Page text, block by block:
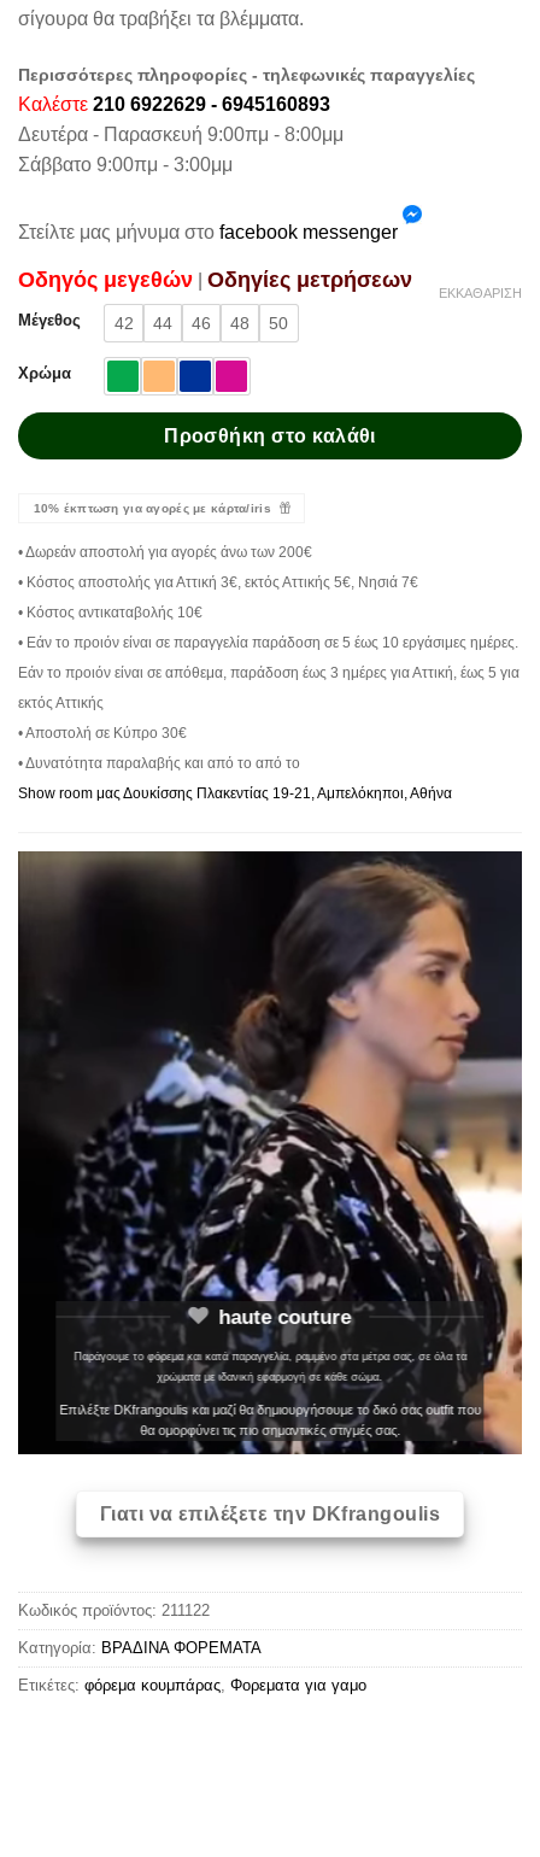
σίγουρα θα τραβήξει τα βλέμματα.
Περισσότερες πληροφορίες - τηλεφωνικές παραγγελίες
Καλέστε 210 6922629 - 6945160893
Δευτέρα - Παρασκευή 9:00πμ - 8:00μμ
Σάββατο 9:00πμ - 3:00μμ
Στείλτε μας μήνυμα στο facebook messenger
Oδηγός μεγεθών Oδηγίες μετρήσεων
Μέγεθος 42 44 46 48 50
Χρώμα
ΕΚΚΑΘΆΡΙΣΗ
Προσθήκη στο καλάθι
10% έκπτωση για αγορές με κάρτα/iris
• Δωρεάν αποστολή για αγορές άνω των 200€
• Κόστος αποστολής για Αττική 3€, εκτός Αττικής 5€, Νησιά 7€
• Κόστος αντικαταβολής 10€
• Εάν το προιόν είναι σε παραγγελία παράδοση σε 5 έως 10 εργάσιμες ημέρες.
Εάν το προιόν είναι σε απόθεμα, παράδοση έως 3 ημέρες για Αττική, έως 5 για
εκτός Αττικής
• Αποστολή σε Κύπρο 30€
• Δυνατότητα παραλαβής και από το από το
Show room μας Δουκίσσης Πλακεντίας 19-21, Αμπελόκηποι, Αθήνα
haute couture
Παράγουμε το φόρεμα και κατά παραγγελία, ραμμένο στα μέτρα σας, σε όλα τα
χρώματα με ιδανική εφαρμογή σε κάθε σώμα.
Επιλέξτε DKfrangoulis και μαζί θα δημιουργήσουμε το δικό σας outfit που
θα ομορφύνει τις πιο σημαντικές στιγμές σας.
Γιατι να επιλέξετε την DKfrangoulis
Κωδικός προϊόντος: 211122
Κατηγορία: ΒΡΑΔΙΝΑ ΦΟΡΕΜΑΤΑ
Ετικέτες: φόρεμα κουμπάρας, Φορεματα για γαμο